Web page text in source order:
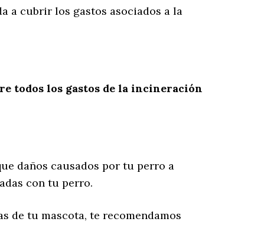
a cubrir los gastos asociados a la
todos los gastos de la incineración
daños causados por tu perro a
con tu perro.
de tu mascota, te recomendamos